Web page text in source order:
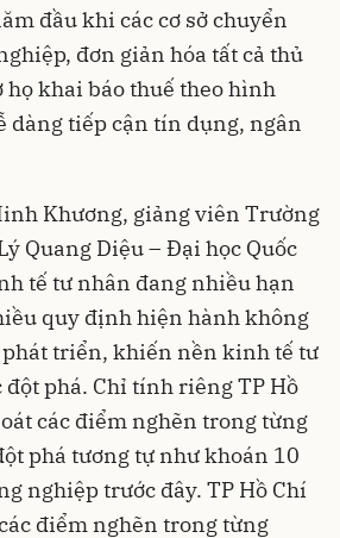
đầu khi các cơ sở chuyển
đơn giản hóa tất cả thủ
họ khai báo thuế theo hình
dàng tiếp cận tín dụng, ngân
Khương, giảng viên Trường
Quang Diệu – Đại học Quốc
tế tư nhân đang nhiều hạn
quy định hiện hành không
triển, khiến nền kinh tế tư
đột phá. Chỉ tính riêng TP Hồ
các điểm nghẽn trong từng
phá tương tự như khoán 10
nghiệp trước đây. TP Hồ Chí
điểm nghẽn trong từng